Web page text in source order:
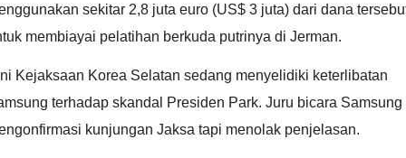
sekitar 2,8 juta euro (US$ 3 juta) dari dana
membiayai pelatihan berkuda putrinya di Jerman.
Kejaksaan Korea Selatan sedang menyelidiki keterlibatan
terhadap skandal Presiden Park. Juru bicara Samsung
kunjungan Jaksa tapi menolak penjelasan.